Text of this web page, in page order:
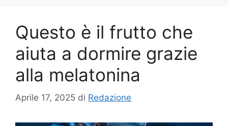
Questo è il frutto che
aiuta a dormire grazie
alla melatonina
Aprile 17, 2025 di Redazione